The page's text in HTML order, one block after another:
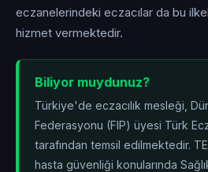
eczanelerindeki eczacılar da bu
hizmet vermektedir.
Biliyor muydunuz?
Türkiye'de eczacılık mesleği,
Federasyonu (FIP) üyesi Türk
tarafından temsil edilmektedir.
hasta güvenliği konularında